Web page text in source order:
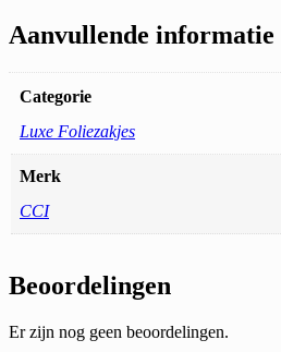
Aanvullende informatie
Categorie
Luxe Foliezakjes
Merk
CCI
Beoordelingen
Er zijn nog geen beoordelingen.